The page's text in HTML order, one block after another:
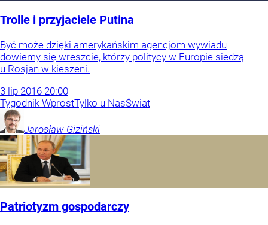
Trolle i przyjaciele Putina
Być może dzięki amerykańskim agencjom wywiadu
dowiemy się wreszcie, którzy politycy w Europie siedzą
u Rosjan w kieszeni.
3 lip 2016 20:00
Tygodnik WprostTylko u NasŚwiat
Jarosław Giziński
Patriotyzm gospodarczy